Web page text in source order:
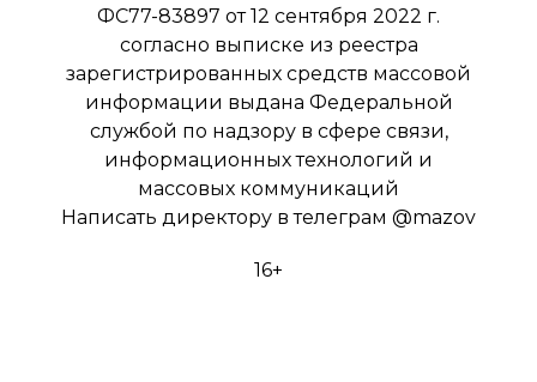
ФС77-83897 от 12 сентября 2022 г.
согласно выписке из реестра
зарегистрированных средств массовой
информации выдана Федеральной
службой по надзору в сфере связи,
информационных технологий и
массовых коммуникаций
Написать директору в телеграм @mazov
16+